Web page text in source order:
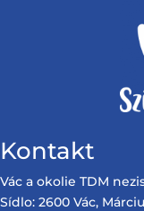
Kontakt
Vác a okolie TDM
Sídlo: 2600 Vác,